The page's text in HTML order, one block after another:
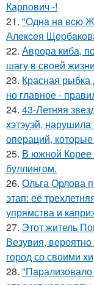
Карпович -!
21. "Однa нa вcю
Алeкceя
22. Аврора киба,
шагу в своей
23. Красная рыбка
но главное -
24. 43-Летняя
хэтэуэй,
операций,
25. В южной Корее
буллингом.
26. Ольга Орлова
этап: её
упрямства и
27. Этот житель
Везувия,
город со своими
28. "Пapализовало